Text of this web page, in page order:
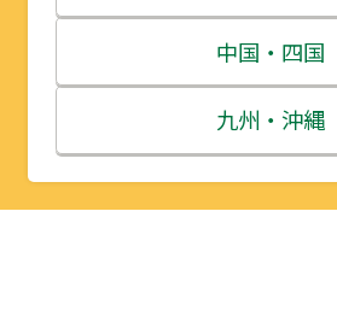
宮城県
秋田県
山形県
群馬県
埼玉県
千葉県
富山県
石川県
福井県
三重県
滋賀県
京都府
中国・四国
鳥取県
島根県
九州・沖縄
福岡県